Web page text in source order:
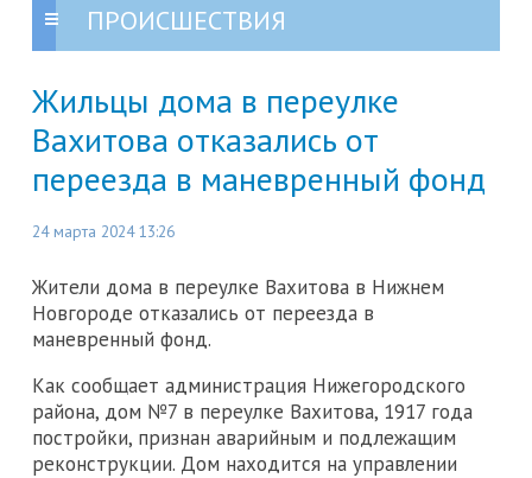
ПРОИСШЕСТВИЯ
Жильцы дома в переулке
Вахитова отказались от
переезда в маневренный фонд
24 марта 2024 13:26
Жители дома в переулке Вахитова в Нижнем
Новгороде отказались от переезда в
маневренный фонд.
Как сообщает администрация Нижегородского
района, дом №7 в переулке Вахитова, 1917 года
постройки, признан аварийным и подлежащим
реконструкции. Дом находится на управлении